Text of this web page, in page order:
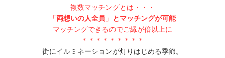
複数マッチングとは・・・
「両想いの人全員」とマッチングが可能
マッチングできるのでご縁が倍以上に
＊＊＊＊＊＊＊＊＊
街にイルミネーションが灯りはじめる季節。